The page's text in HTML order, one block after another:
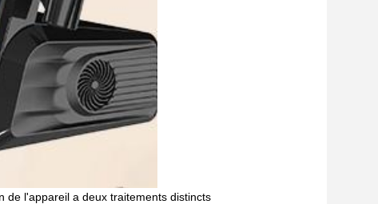
de l'appareil a deux traitements distincts